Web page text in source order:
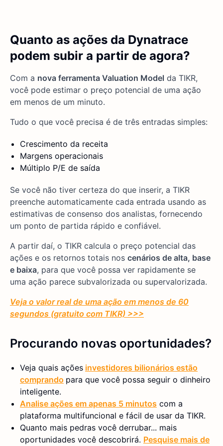
Quanto as ações da Dynatrace
podem subir a partir de agora?
Com a nova ferramenta Valuation Model da TIKR,
você pode estimar o preço potencial de uma ação
em menos de um minuto.
Tudo o que você precisa é de três entradas simples:
Crescimento da receita
Margens operacionais
Múltiplo P/E de saída
Se você não tiver certeza do que inserir, a TIKR
preenche automaticamente cada entrada usando as
estimativas de consenso dos analistas, fornecendo
um ponto de partida rápido e confiável.
A partir daí, o TIKR calcula o preço potencial das
ações e os retornos totais nos cenários de alta, base
e baixa, para que você possa ver rapidamente se
uma ação parece subvalorizada ou supervalorizada.
Veja o valor real de uma ação em menos de 60
segundos (gratuito com TIKR) >>>
Procurando novas oportunidades?
Veja quais ações investidores bilionários estão
comprando para que você possa seguir o dinheiro
inteligente.
Analise ações em apenas 5 minutos com a
plataforma multifuncional e fácil de usar da TIKR.
Quanto mais pedras você derrubar... mais
oportunidades você descobrirá. Pesquise mais de